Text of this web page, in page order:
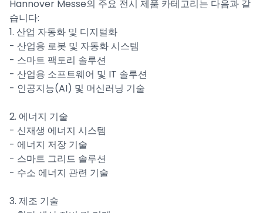
Hannover Messe의 주요 전시 제품 카테고리는 다음과 같
습니다:
1. 산업 자동화 및 디지털화
- 산업용 로봇 및 자동화 시스템
- 스마트 팩토리 솔루션
- 산업용 소프트웨어 및 IT 솔루션
- 인공지능(AI) 및 머신러닝 기술
2. 에너지 기술
- 신재생 에너지 시스템
- 에너지 저장 기술
- 스마트 그리드 솔루션
- 수소 에너지 관련 기술
3. 제조 기술